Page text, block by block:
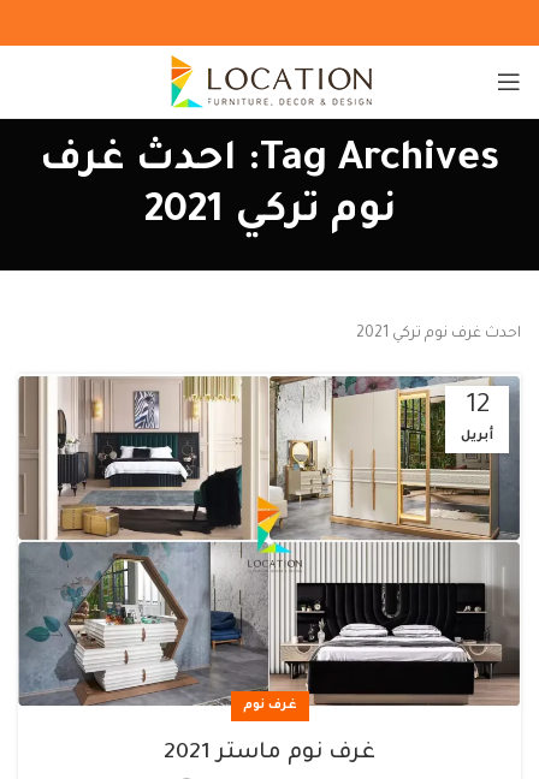
Tag Archives: احدث غرف
نوم تركي 2021
احدث غرف نوم تركي 2021
12
أبريل
غرف نوم
غرف نوم ماستر 2021